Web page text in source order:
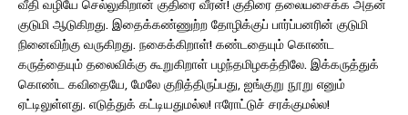
வீதி வழியே செல்லுகிறான் குதிரை வீரன்! குதிரை தலையசைக்க அதன்
குடுமி ஆடுகிறது. இதைக்கண்ணுற்ற தோழிக்குப் பார்ப்பனரின் குடுமி
நினைவிற்கு வருகிறது. நகைக்கிறாள்! கண்டதையும் கொண்ட
கருத்தையும் தலைவிக்கு கூறுகிறாள் பழந்தமிழகத்திலே. இக்கருத்துக்
கொண்ட கவிதையே, மேலே குறித்திருப்பது, ஐங்குறு நூறு எனும்
ஏட்டிலுள்ளது. எடுத்துக் கட்டியதுமல்ல! ஈரோட்டுச் சரக்குமல்ல!